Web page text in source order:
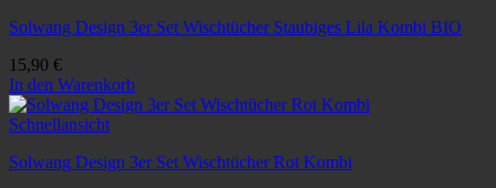
Solwang Design 3er Set Wischtücher Staubiges Lila Kombi BIO
15,90 €
In den Warenkorb
Schnellansicht
Solwang Design 3er Set Wischtücher Rot Kombi